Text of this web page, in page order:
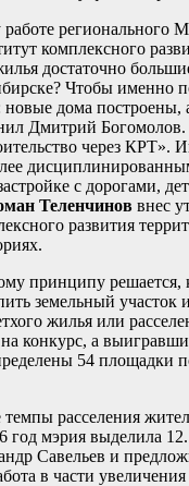
регионального
комплексного
достаточно
Чтобы именно
дома построены,
Дмитрий
через КРТ».
с дорогами,
Теленчинов внес
развития
принципу решается,
земельный участок
жилья или
конкурс, а
54 площадки
расселения
мэрия выделила
Савельев и
в части